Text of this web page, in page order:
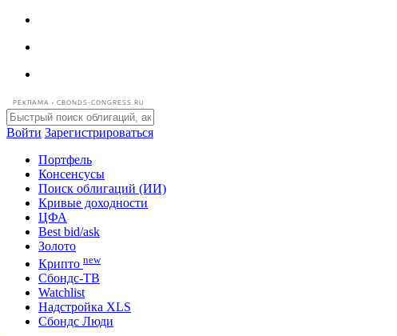
РЕКЛАМА • CBONDS-CONGRESS.RU
Войти Зарегистрироваться
Портфель
Консенсусы
Поиск облигаций (ИИ)
Кривые доходности
ЦФА
Best bid/ask
Золото
Криптоnew
Сбондс-ТВ